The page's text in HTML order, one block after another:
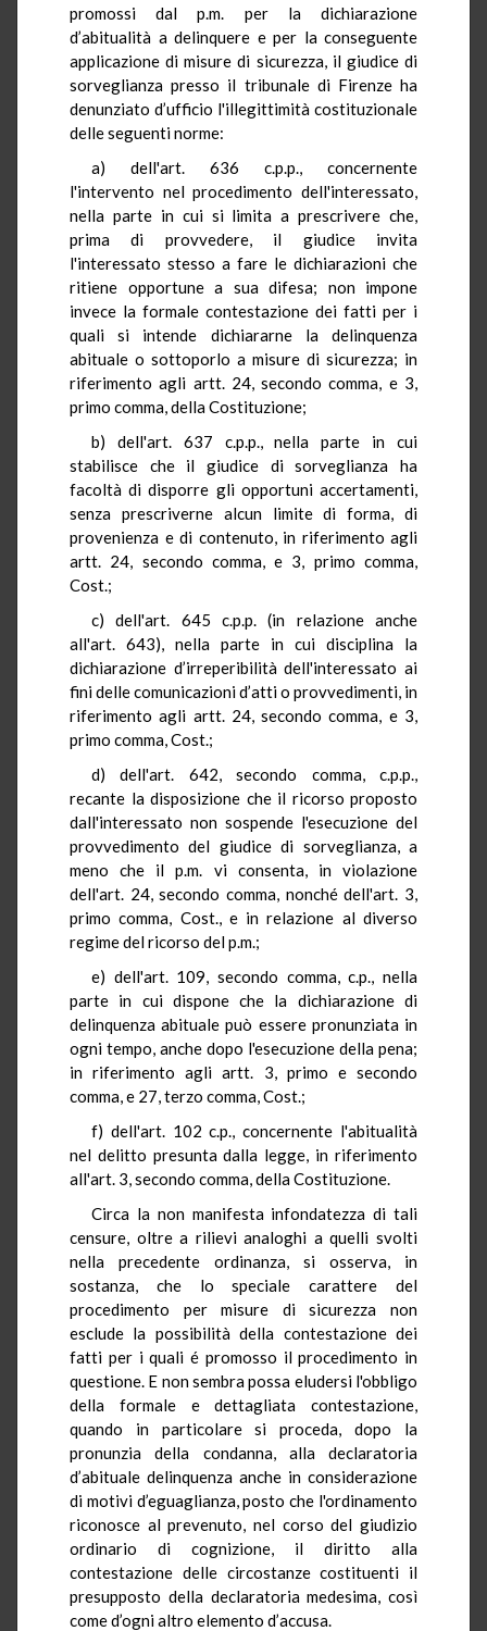
promossi dal p.m. per la dichiarazione
d’abitualità a delinquere e per la conseguente
applicazione di misure di sicurezza, il giudice di
sorveglianza presso il tribunale di Firenze ha
denunziato d’ufficio l'illegittimità costituzionale
delle seguenti norme:
a) dell'art. 636 c.p.p., concernente
l'intervento nel procedimento dell'interessato,
nella parte in cui si limita a prescrivere che,
prima di provvedere, il giudice invita
l'interessato stesso a fare le dichiarazioni che
ritiene opportune a sua difesa; non impone
invece la formale contestazione dei fatti per i
quali si intende dichiararne la delinquenza
abituale o sottoporlo a misure di sicurezza; in
riferimento agli artt. 24, secondo comma, e 3,
primo comma, della Costituzione;
b) dell'art. 637 c.p.p., nella parte in cui
stabilisce che il giudice di sorveglianza ha
facoltà di disporre gli opportuni accertamenti,
senza prescriverne alcun limite di forma, di
provenienza e di contenuto, in riferimento agli
artt. 24, secondo comma, e 3, primo comma,
Cost.;
c) dell'art. 645 c.p.p. (in relazione anche
all'art. 643), nella parte in cui disciplina la
dichiarazione d’irreperibilità dell'interessato ai
fini delle comunicazioni d’atti o provvedimenti, in
riferimento agli artt. 24, secondo comma, e 3,
primo comma, Cost.;
d) dell'art. 642, secondo comma, c.p.p.,
recante la disposizione che il ricorso proposto
dall'interessato non sospende l'esecuzione del
provvedimento del giudice di sorveglianza, a
meno che il p.m. vi consenta, in violazione
dell'art. 24, secondo comma, nonché dell'art. 3,
primo comma, Cost., e in relazione al diverso
regime del ricorso del p.m.;
e) dell'art. 109, secondo comma, c.p., nella
parte in cui dispone che la dichiarazione di
delinquenza abituale può essere pronunziata in
ogni tempo, anche dopo l'esecuzione della pena;
in riferimento agli artt. 3, primo e secondo
comma, e 27, terzo comma, Cost.;
f) dell'art. 102 c.p., concernente l'abitualità
nel delitto presunta dalla legge, in riferimento
all'art. 3, secondo comma, della Costituzione.
Circa la non manifesta infondatezza di tali
censure, oltre a rilievi analoghi a quelli svolti
nella precedente ordinanza, si osserva, in
sostanza, che lo speciale carattere del
procedimento per misure di sicurezza non
esclude la possibilità della contestazione dei
fatti per i quali é promosso il procedimento in
questione. E non sembra possa eludersi l'obbligo
della formale e dettagliata contestazione,
quando in particolare si proceda, dopo la
pronunzia della condanna, alla declaratoria
d’abituale delinquenza anche in considerazione
di motivi d’eguaglianza, posto che l'ordinamento
riconosce al prevenuto, nel corso del giudizio
ordinario di cognizione, il diritto alla
contestazione delle circostanze costituenti il
presupposto della declaratoria medesima, così
come d’ogni altro elemento d’accusa.